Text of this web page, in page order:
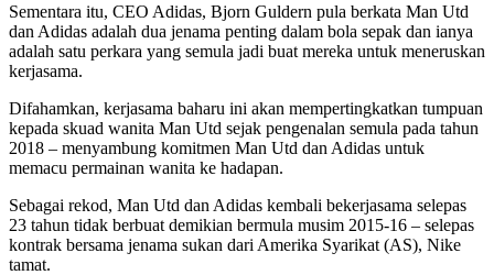
Sementara itu, CEO Adidas, Bjorn Guldern pula berkata Man Utd
dan Adidas adalah dua jenama penting dalam bola sepak dan ianya
adalah satu perkara yang semula jadi buat mereka untuk meneruskan
kerjasama.
Difahamkan, kerjasama baharu ini akan mempertingkatkan tumpuan
kepada skuad wanita Man Utd sejak pengenalan semula pada tahun
2018 – menyambung komitmen Man Utd dan Adidas untuk
memacu permainan wanita ke hadapan.
Sebagai rekod, Man Utd dan Adidas kembali bekerjasama selepas
23 tahun tidak berbuat demikian bermula musim 2015-16 – selepas
kontrak bersama jenama sukan dari Amerika Syarikat (AS), Nike
tamat.